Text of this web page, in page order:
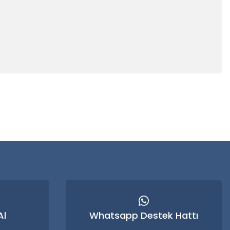
Whatsapp Destek Hattı